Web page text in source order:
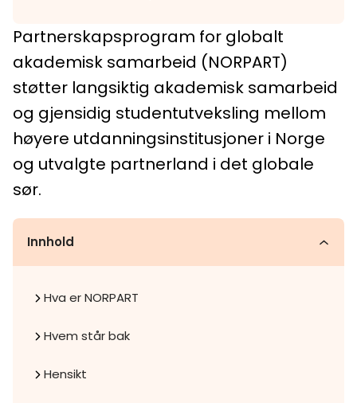
Partnerskapsprogram for globalt
akademisk samarbeid (NORPART)
støtter langsiktig akademisk samarbeid
og gjensidig studentutveksling mellom
høyere utdanningsinstitusjoner i Norge
og utvalgte partnerland i det globale
sør.
Innhold
Hva er NORPART
Hvem står bak
Hensikt